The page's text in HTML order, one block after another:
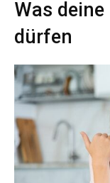
Was
dürfen